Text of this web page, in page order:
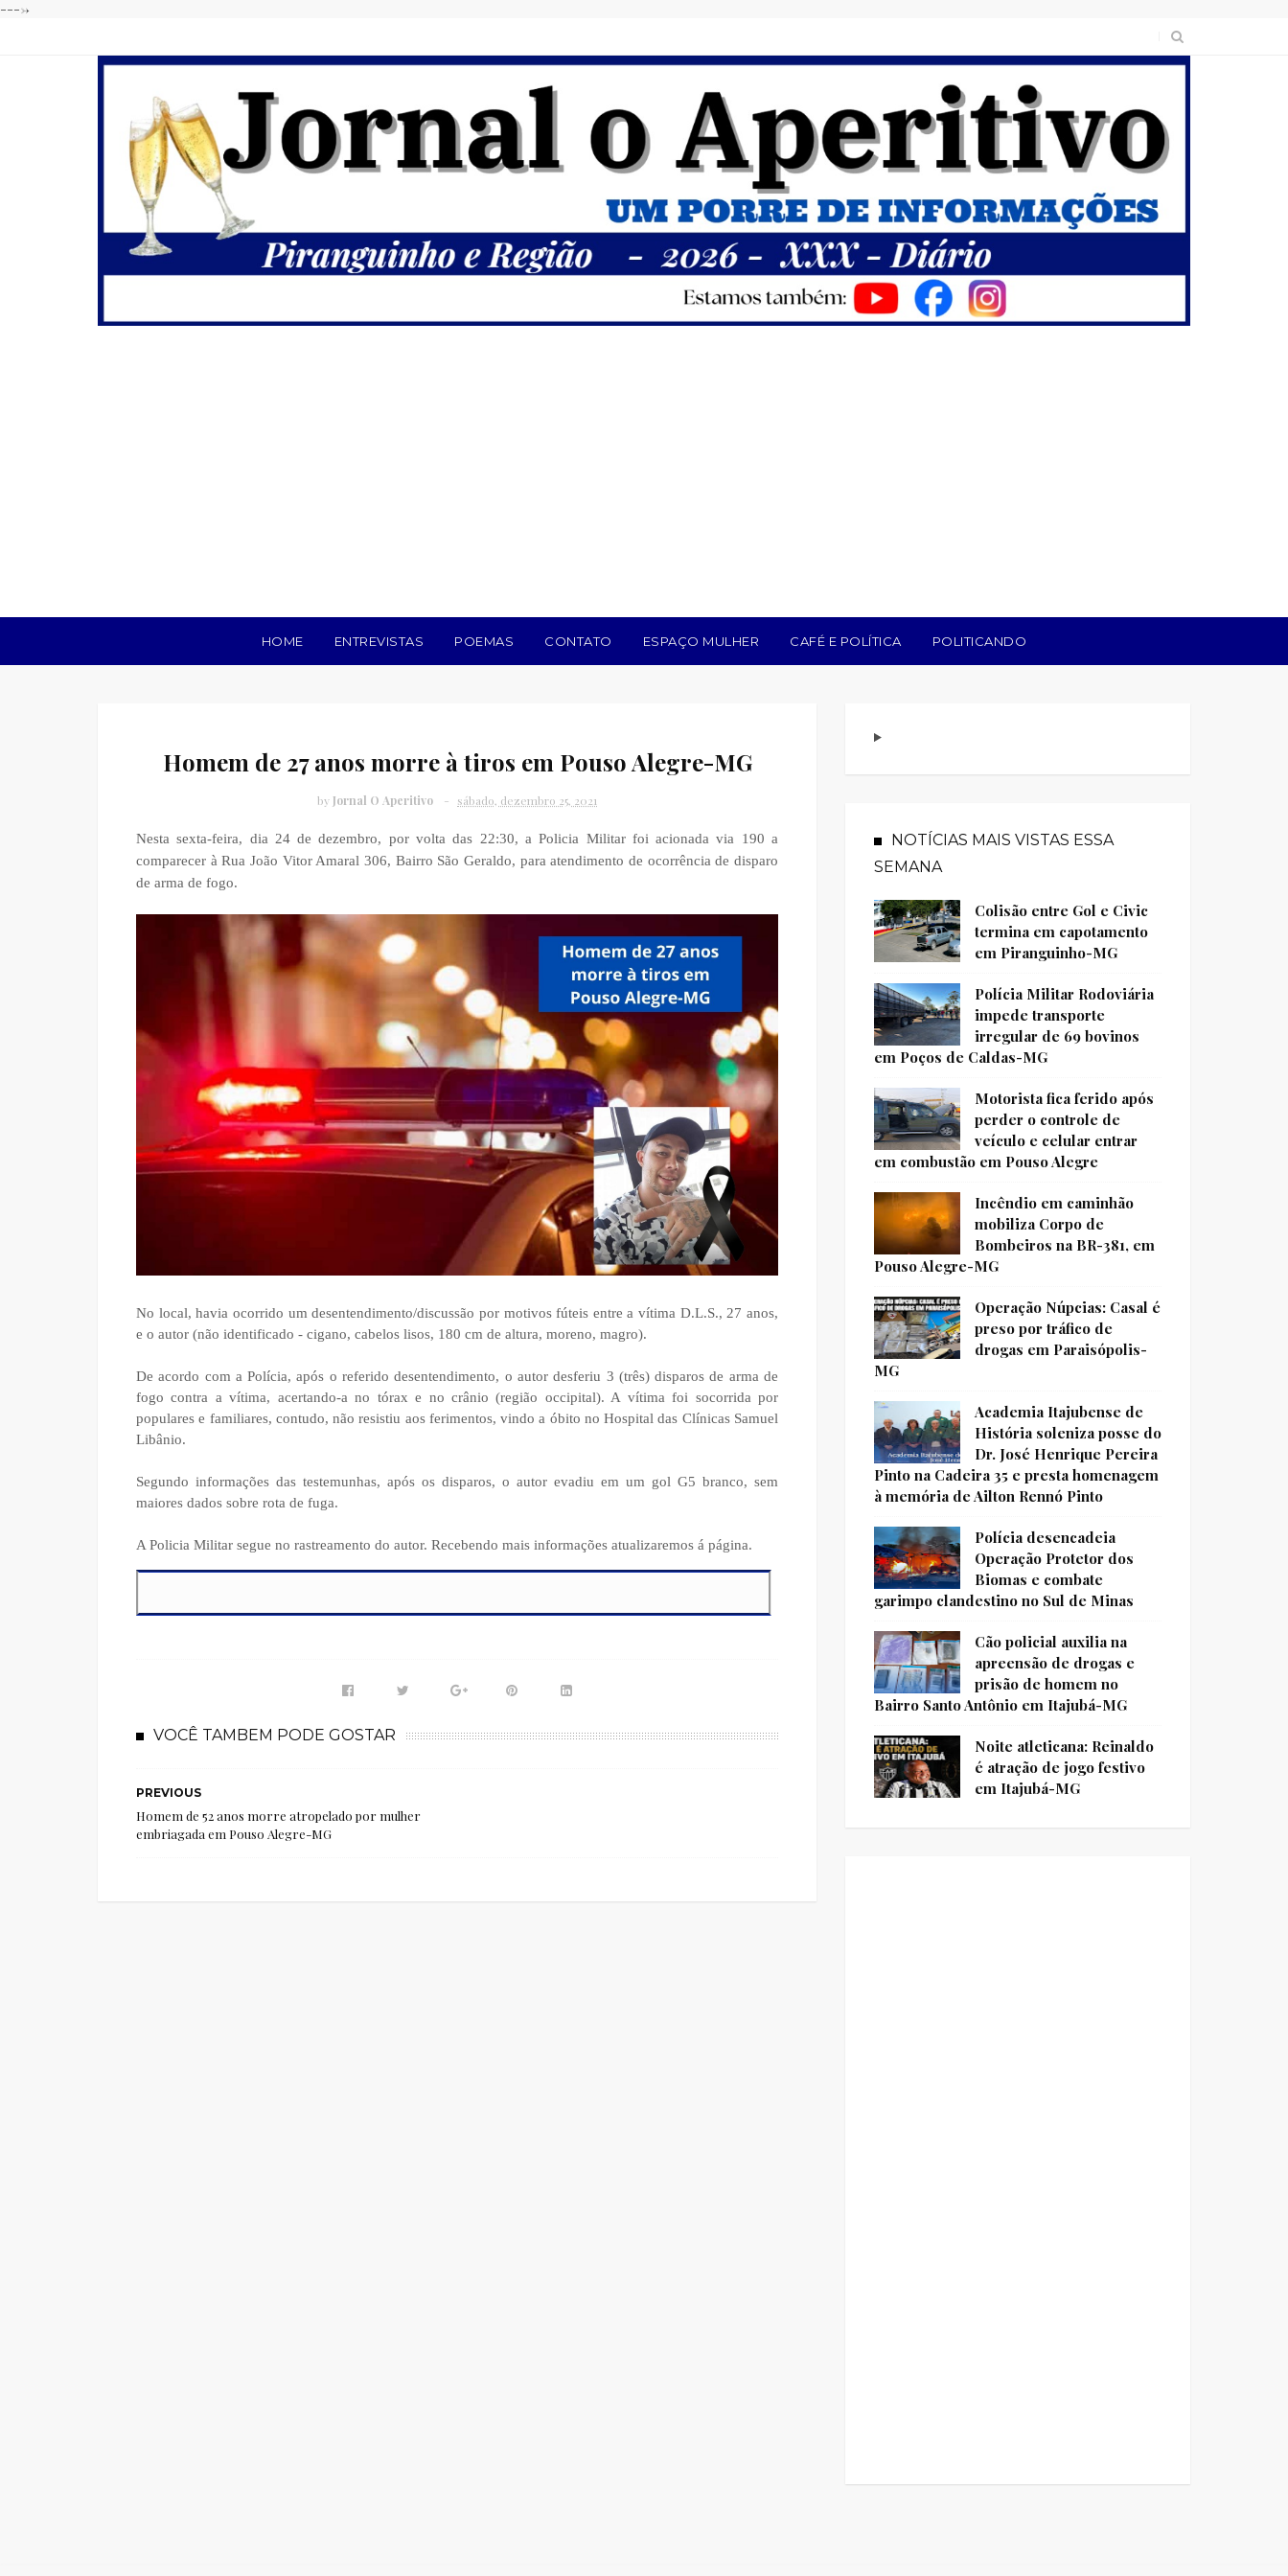
---->
HOME ENTREVISTAS POEMAS CONTATO ESPAÇO MULHER CAFÉ E POLÍTICA POLITICANDO
Homem de 27 anos morre à tiros em Pouso Alegre-MG
by Jornal O Aperitivo sábado, dezembro 25, 2021
Nesta sexta-feira, dia 24 de dezembro, por volta das 22:30, a Policia Militar foi acionada via 190 a
comparecer à Rua João Vitor Amaral 306, Bairro São Geraldo, para atendimento de ocorrência de disparo
de arma de fogo.
No local, havia ocorrido um desentendimento/discussão por motivos fúteis entre a vítima D.L.S., 27 anos,
e o autor (não identificado - cigano, cabelos lisos, 180 cm de altura, moreno, magro).
De acordo com a Polícia, após o referido desentendimento, o autor desferiu 3 (três) disparos de arma de
fogo contra a vítima, acertando-a no tórax e no crânio (região occipital). A vítima foi socorrida por
populares e familiares, contudo, não resistiu aos ferimentos, vindo a óbito no Hospital das Clínicas Samuel
Libânio.
Segundo informações das testemunhas, após os disparos, o autor evadiu em um gol G5 branco, sem
maiores dados sobre rota de fuga.
A Policia Militar segue no rastreamento do autor. Recebendo mais informações atualizaremos á página.
VOCÊ TAMBEM PODE GOSTAR
PREVIOUS
Homem de 52 anos morre atropelado por mulher
embriagada em Pouso Alegre-MG
NOTÍCIAS MAIS VISTAS ESSA
SEMANA
Colisão entre Gol e Civic
termina em capotamento
em Piranguinho-MG
Polícia Militar Rodoviária
impede transporte
irregular de 69 bovinos
em Poços de Caldas-MG
Motorista fica ferido após
perder o controle de
veículo e celular entrar
em combustão em Pouso Alegre
Incêndio em caminhão
mobiliza Corpo de
Bombeiros na BR-381, em
Pouso Alegre-MG
Operação Núpcias: Casal é
preso por tráfico de
drogas em Paraisópolis-
MG
Academia Itajubense de
História soleniza posse do
Dr. José Henrique Pereira
Pinto na Cadeira 35 e presta homenagem
à memória de Ailton Rennó Pinto
Polícia desencadeia
Operação Protetor dos
Biomas e combate
garimpo clandestino no Sul de Minas
Cão policial auxilia na
apreensão de drogas e
prisão de homem no
Bairro Santo Antônio em Itajubá-MG
Noite atleticana: Reinaldo
é atração de jogo festivo
em Itajubá-MG